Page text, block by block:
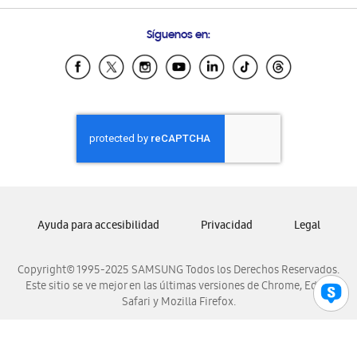
Samsung Ecuador
Samsung El Salvador
Samsung Honduras
Samsung Nicaragua
Samsung Panamá
Samsung Venezuela
Síguenos en:
Copyright© 1995-2025 SAMSUNG Todos los Derechos Reservados.
Este sitio se ve mejor en las últimas versiones de Chrome, Edge,
Safari y Mozilla Firefox.
Ayuda para accesibilidad Privacidad Legal